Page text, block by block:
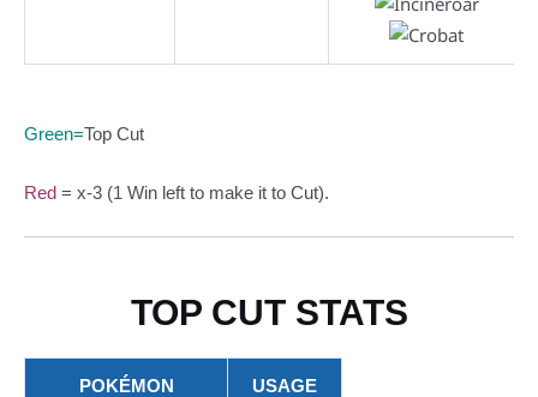
Green=Top Cut
Red = x-3 (1 Win left to make it to Cut).
TOP CUT STATS
POKÉMON USAGE